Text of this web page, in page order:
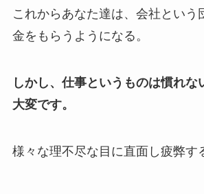
これからあなた達は、会社という
金をもらうようになる。
しかし、仕事というものは慣れな
大変です。
様々な理不尽な目に直面し疲弊す